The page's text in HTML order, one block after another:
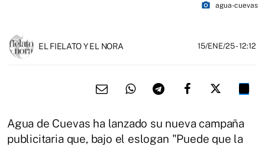
photo_camera agua-cuevas
EL FIELATO Y EL NORA 15/ENE/25- 12:12
Agua de Cuevas ha lanzado su nueva campaña
publicitaria que, bajo el eslogan "Puede que la